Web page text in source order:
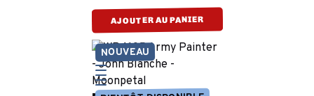
AJOUTER AU PANIER
NOUVEAU